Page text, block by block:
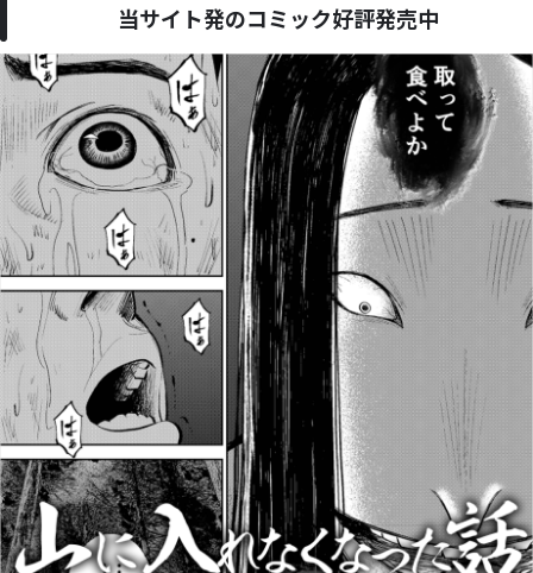
当サイト発のコミック好評発売中